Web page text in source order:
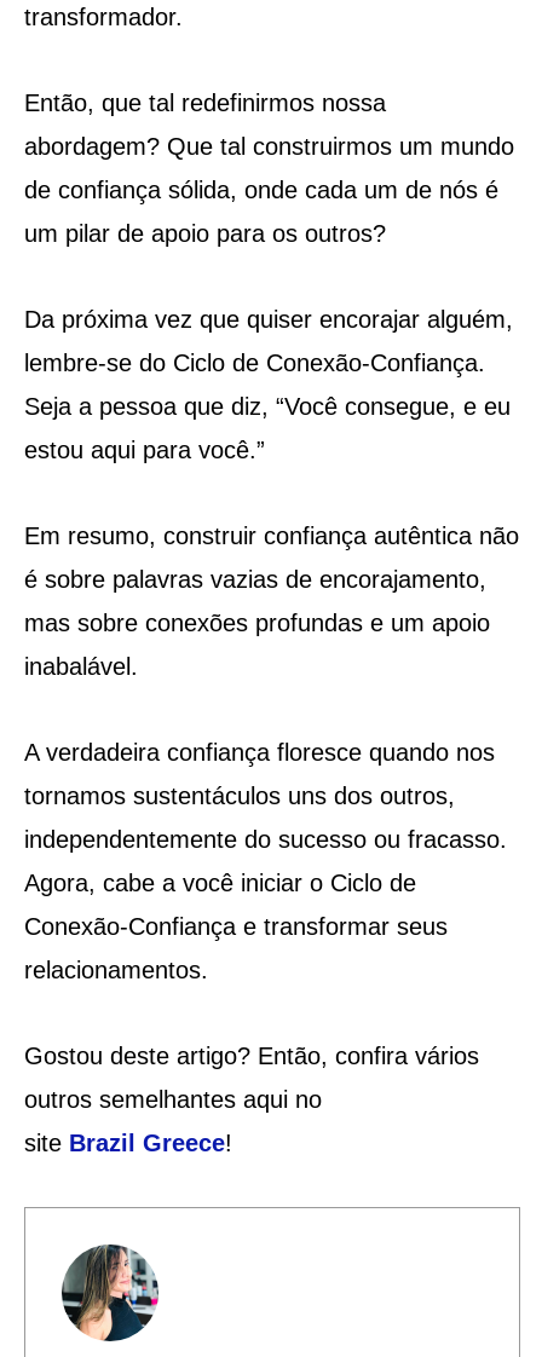
transformador.
Então, que tal redefinirmos nossa
abordagem? Que tal construirmos um mundo
de confiança sólida, onde cada um de nós é
um pilar de apoio para os outros?
Da próxima vez que quiser encorajar alguém,
lembre-se do Ciclo de Conexão-Confiança.
Seja a pessoa que diz, “Você consegue, e eu
estou aqui para você.”
Em resumo, construir confiança autêntica não
é sobre palavras vazias de encorajamento,
mas sobre conexões profundas e um apoio
inabalável.
A verdadeira confiança floresce quando nos
tornamos sustentáculos uns dos outros,
independentemente do sucesso ou fracasso.
Agora, cabe a você iniciar o Ciclo de
Conexão-Confiança e transformar seus
relacionamentos.
Gostou deste artigo? Então, confira vários
outros semelhantes aqui no
site Brazil Greece!